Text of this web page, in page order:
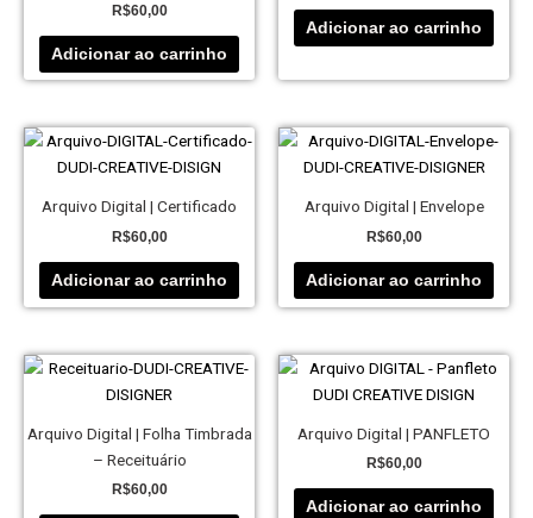
R$60,00
Adicionar ao carrinho
Adicionar ao carrinho
Arquivo Digital | Certificado
R$60,00
Adicionar ao carrinho
Arquivo Digital | Envelope
R$60,00
Adicionar ao carrinho
Arquivo Digital | Folha Timbrada
– Receituário
R$60,00
Arquivo Digital | PANFLETO
R$60,00
Adicionar ao carrinho